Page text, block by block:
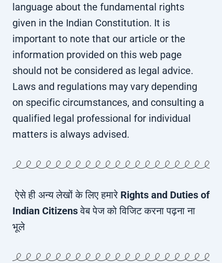
language about the fundamental rights
given in the Indian Constitution. It is
important to note that our article or the
information provided on this web page
should not be considered as legal advice.
Laws and regulations may vary depending
on specific circumstances, and consulting a
qualified legal professional for individual
matters is always advised.
ऐसे ही अन्य लेखों के लिए हमारे Rights and Duties of
Indian Citizensवेब पेज को विजिट करना पढ़ना ना
भूले